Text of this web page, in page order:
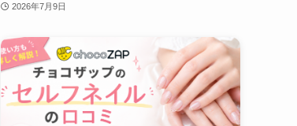
2026年7月9日